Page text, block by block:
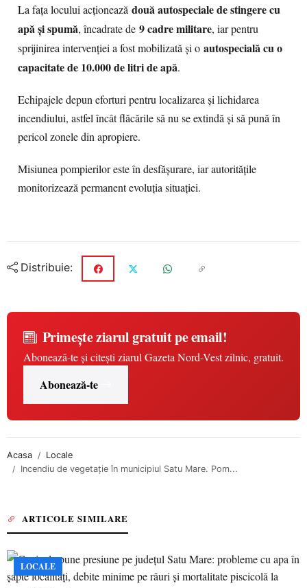
La fața locului acționează două autospeciale de stingere cu
apă și spumă, încadrate de 9 cadre militare, iar pentru
sprijinirea intervenției a fost mobilizată și o autospecială cu o
capacitate de 10.000 de litri de apă.
Echipajele depun eforturi pentru localizarea și lichidarea
incendiului, astfel încât flăcările să nu se extindă și să pună în
pericol zonele din apropiere.
Misiunea pompierilor este în desfășurare, iar autoritățile
monitorizează permanent evoluția situației.
Distribuie:
Primește ziarul gratuit pe email!
Abonează-te și citești ziarul Gazeta Nord-Vest zilnic, gratuit.
Abonează-te
Acasa
Locale
Incendiu de vegetație în municipiul Satu Mare. Pom...
ARTICOLE SIMILARE
LOCALE